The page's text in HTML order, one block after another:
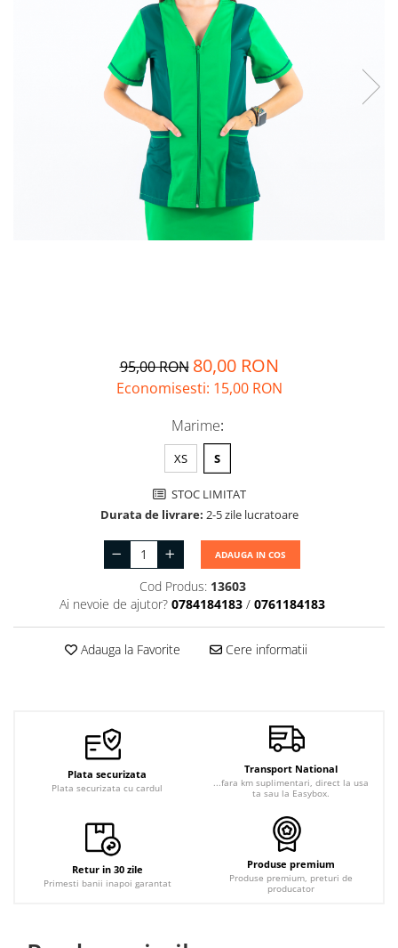
95,00 RON 80,00 RON
Economisesti: 15,00 RON
Marime:
XS S
STOC LIMITAT
Durata de livrare: 2-5 zile lucratoare
ADAUGA IN COS
Cod Produs: 13603
Ai nevoie de ajutor? 0784184183 / 0761184183
Adauga la Favorite Cere informatii
Plata securizata
Plata securizata cu cardul
Transport National
...fara km suplimentari, direct la usa
ta sau la Easybox.
Retur in 30 zile
Primesti banii inapoi garantat
Produse premium
Produse premium, preturi de
producator